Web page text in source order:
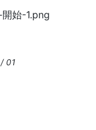
始-1.png
01